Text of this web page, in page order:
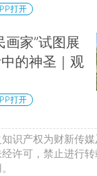
打开
画家”试图展
的神圣｜观
打开
识产权为财新传
许可，禁止进行